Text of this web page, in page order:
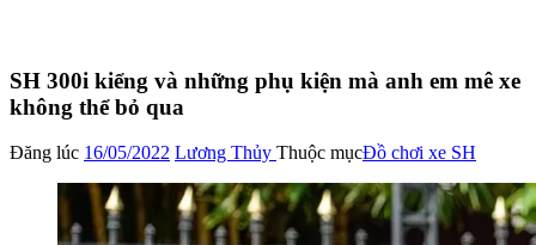
SH 300i kiểng và những phụ kiện mà anh em mê xe
không thể bỏ qua
Đăng lúc 16/05/2022 Lương Thủy Thuộc mụcĐồ chơi xe SH